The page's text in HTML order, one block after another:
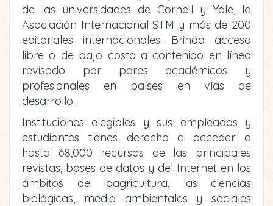
de las universidades de Cornell y Yale, la
Asociación Internacional STM y más de 200
editoriales internacionales. Brinda acceso
libre o de bajo costo a contenido en línea
revisado por pares académicos y
profesionales en países en vías de
desarrollo.
Instituciones elegibles y sus empleados y
estudiantes tienes derecho a acceder a
hasta 68,000 recursos de las principales
revistas, bases de datos y del Internet en los
ámbitos de laagricultura, las ciencias
biológicas, medio ambientales y sociales